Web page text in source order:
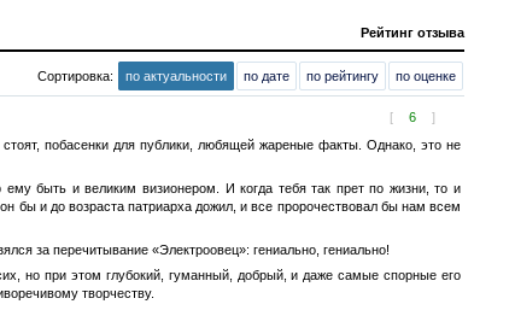
Рейтинг отзыва
Сортировка: по актуальности по дате по рейтингу по оценке
[ 6 ]
побасенки для публики, любящей жареные факты. Однако, это не
быть и великим визионером. И когда тебя так прет по жизни, то и
бы и до возраста патриарха дожил, и все пророчествовал бы нам всем
за перечитывание «Электроовец»: гениально, гениально!
но при этом глубокий, гуманный, добрый, и даже самые спорные его
творчеству.